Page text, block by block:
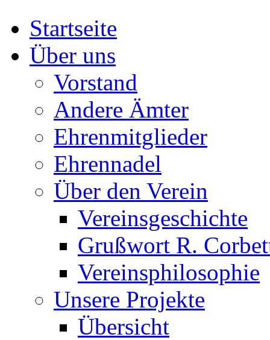
Startseite
Über uns
Vorstand
Andere Ämter
Ehrenmitglieder
Ehrennadel
Über den Verein
Vereinsgeschichte
Grußwort R.
Vereinsphilosophie
Unsere Projekte
Übersicht